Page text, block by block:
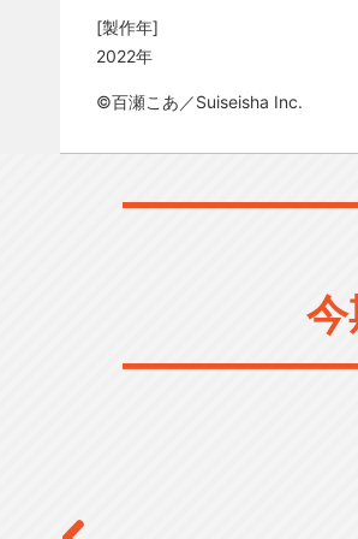
[製作年]
2022年
©百瀬こあ／Suiseisha Inc.